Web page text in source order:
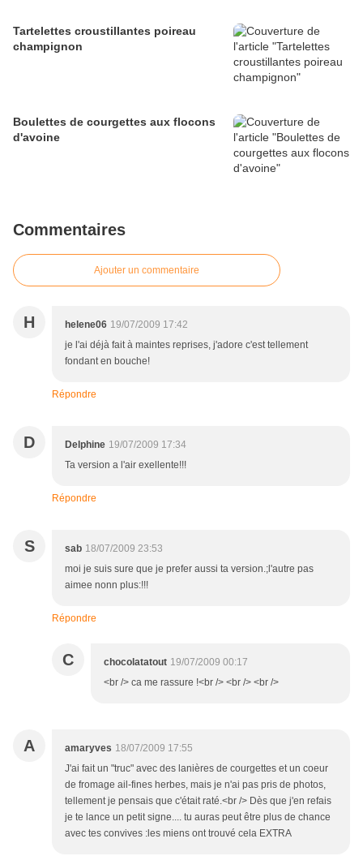
Tartelettes croustillantes poireau
champignon
Boulettes de courgettes aux flocons
d'avoine
Commentaires
Ajouter un commentaire
H helene06 19/07/2009 17:42
je l'ai déjà fait à maintes reprises, j'adore c'est tellement
fondant en bouche!
Répondre
D Delphine 19/07/2009 17:34
Ta version a l'air exellente!!!
Répondre
S sab 18/07/2009 23:53
moi je suis sure que je prefer aussi ta version.;l'autre pas
aimee nonn plus:!!!
Répondre
C chocolatatout 19/07/2009 00:17
<br /> ca me rassure !<br /> <br /> <br />
A amaryves 18/07/2009 17:55
J'ai fait un "truc" avec des lanières de courgettes et un coeur
de fromage ail-fines herbes, mais je n'ai pas pris de photos,
tellement je pensais que c'était raté.<br /> Dès que j'en refais
je te lance un petit signe.... tu auras peut être plus de chance
avec tes convives :les miens ont trouvé cela EXTRA